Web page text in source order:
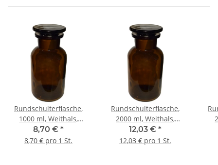
Rundschulterflasche,
1000 ml, Weithals,
Braunglas mit
Schliffglasstopfen
8,70 € *
8,70 € pro 1 St.
Rundschulterflasche,
2000 ml, Weithals,
Braunglas mit
Schliffglasstopfen
12,03 € *
12,03 € pro 1 St.